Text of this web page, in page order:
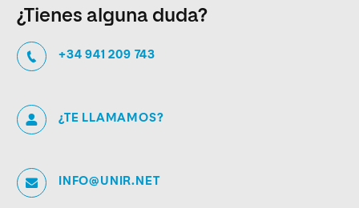
¿Tienes alguna duda?
+34 941 209 743
¿TE LLAMAMOS?
INFO@UNIR.NET